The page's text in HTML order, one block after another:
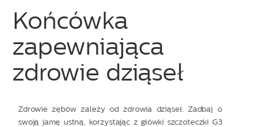
Końcówka
zapewniająca
zdrowie dziąseł
Zdrowie zębów zależy od zdrowia dziąseł. Zadbaj o
swoją jamę ustną, korzystając z główki szczoteczki G3